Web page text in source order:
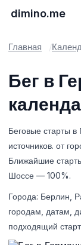
dimino.me
Главная
Бег в
Беговые старты
источников. от
Ближайшие
Шоссе — 100%.
Города: Берлин,
городам, датам,
подходящий